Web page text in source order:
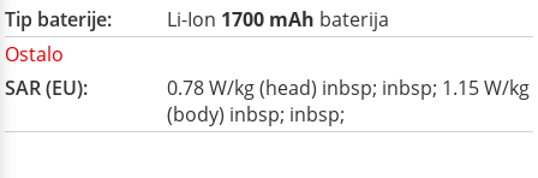
Tip baterije:
Li-Ion 1700 mAh baterija
Ostalo
SAR (EU):
0.78 W/kg (head) inbsp; inbsp; 1.15 W/kg
(body) inbsp; inbsp;